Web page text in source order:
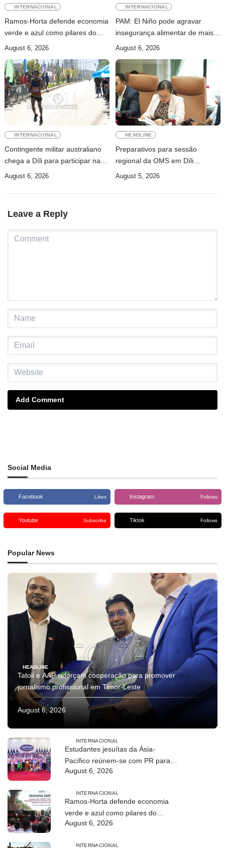
INTERNACIONAL
Ramos-Horta defende economia
verde e azul como pilares do
desenvolvimento sustentável de
August 6, 2026
INTERNACIONAL
PAM: El Niño pode agravar
insegurança alimentar de mais
49 milhões de pessoas até 2027
August 6, 2026
INTERNACIONAL
Contingente militar australiano
chega a Díli para participar na
Maratona Internacional de 2026
August 6, 2026
HEADLINE
Preparativos para sessão
regional da OMS em Díli
apresentados ao Conselho de
August 5, 2026
Leave a Reply
Add Comment
Social Media
Facebook Likes Instagram Follows
Youtube Subscribe Tiktok Follows
Popular News
HEADLINE
Tatoli e AAP reforçam cooperação para promover
jornalismo profissional em Timor-Leste
August 6, 2026
INTERNACIONAL
Estudantes jesuítas da Ásia-
Pacífico reúnem-se com PR para
conhecer processo de paz no país
August 6, 2026
INTERNACIONAL
Ramos-Horta defende economia
verde e azul como pilares do
desenvolvimento sustentável de
August 6, 2026
INTERNACIONAL